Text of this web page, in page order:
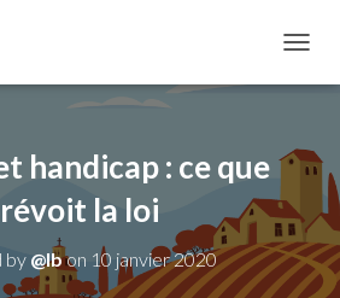
handicap : ce que
la loi
by @lbon 10 janvier 2020